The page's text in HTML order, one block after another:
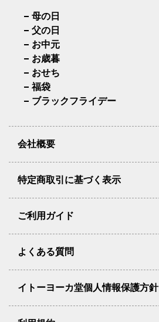
母の日
父の日
お中元
お歳暮
おせち
福袋
ブラックフライデー
会社概要
特定商取引に基づく表示
ご利用ガイド
よくある質問
イトーヨーカ堂個人情報保護方針